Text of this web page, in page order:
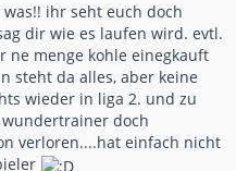
ihr seht euch doch
dir wie es laufen wird. evtl.
menge kohle einegkauft
steht da alles, aber keine
wieder in liga 2. und zu
doch
verloren....hat einfach nicht